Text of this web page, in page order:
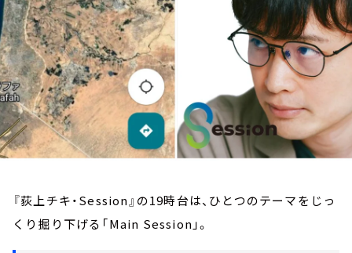
『荻上チキ・Session』の19時台は、ひとつのテーマをじっ
くり掘り下げる「Main Session」。